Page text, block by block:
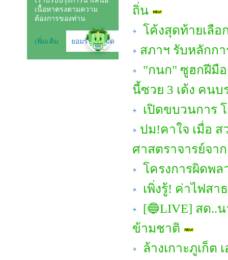
ถิ่น
โค้งสุดท้ายเลือ
สภาฯ รับหลักก
"กนก" ซูฮกฝีมือ
นี้ซวย 3 เด้ง คน
เปิดขบวนการ
ปม!คาใจ เมื่อ
ศาสตราจารย์จา
โครงการผิดพ
เพิ่งรู้! ค่าไฟส
[🔵LIVE] สด..
ข้ามชาติ
ล้างเกาะภูเก็ต